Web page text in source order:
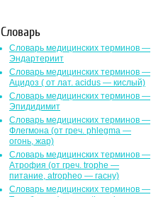
Словарь
Словарь медицинских терминов —
Эндартериит
Словарь медицинских терминов —
Ацидоз ( от лат. асidus — кислый)
Словарь медицинских терминов —
Эпидидимит
Словарь медицинских терминов —
Флегмона (от гpeч. phlegma —
огонь, жар)
Словарь медицинских терминов —
Атрофия (от греч. trophe —
питание, atropheo — гасну)
Словарь медицинских терминов —